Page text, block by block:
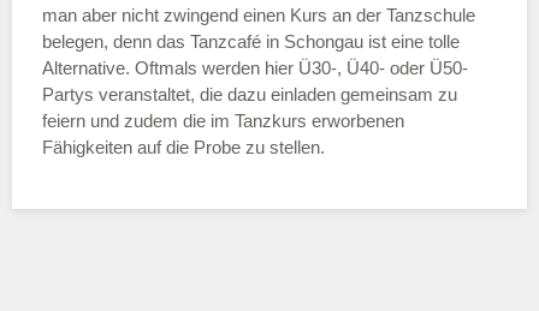
man aber nicht zwingend einen Kurs an der Tanzschule
belegen, denn das Tanzcafé in Schongau ist eine tolle
Alternative. Oftmals werden hier Ü30-, Ü40- oder Ü50-
Partys veranstaltet, die dazu einladen gemeinsam zu
feiern und zudem die im Tanzkurs erworbenen
Fähigkeiten auf die Probe zu stellen.